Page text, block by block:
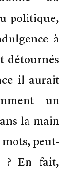
politique,
à
détournés
il aurait
un
la main
peut-
? En fait,